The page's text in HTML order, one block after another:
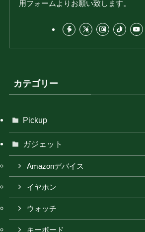
用フォームよりお願い致します。
カテゴリー
Pickup
ガジェット
Amazonデバイス
イヤホン
ウォッチ
キーボード